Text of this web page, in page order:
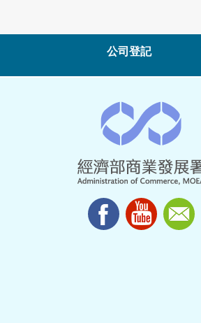
公司登記